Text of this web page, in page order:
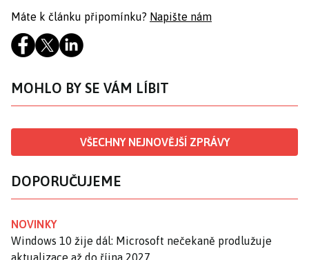
Máte k článku připomínku? Napište nám
MOHLO BY SE VÁM LÍBIT
VŠECHNY NEJNOVĚJŠÍ ZPRÁVY
DOPORUČUJEME
NOVINKY
Windows 10 žije dál: Microsoft nečekaně prodlužuje
aktualizace až do října 2027